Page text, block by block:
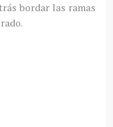
bordar las ramas